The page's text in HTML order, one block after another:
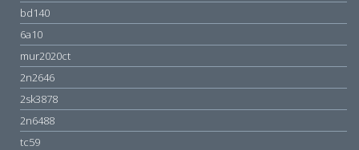
bd140
6a10
mur2020ct
2n2646
2sk3878
2n6488
tc59